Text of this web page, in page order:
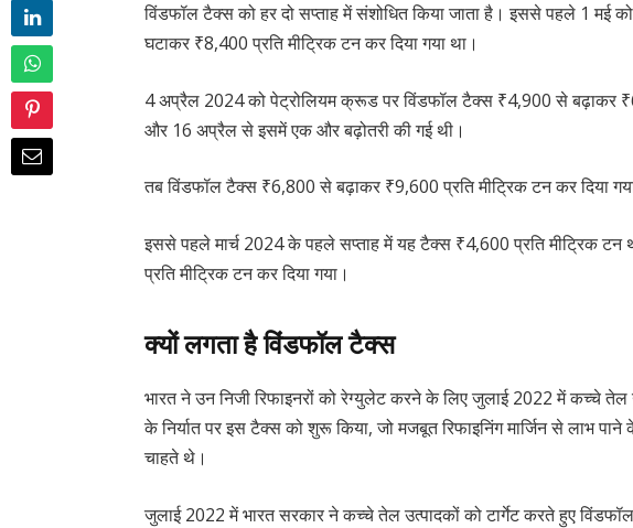
विंडफॉल टैक्स को हर दो सप्ताह में संशोधित किया जाता है। इससे पहले 1
घटाकर ₹8,400 प्रति मीट्रिक टन कर दिया गया था।
4 अप्रैल 2024 को पेट्रोलियम क्रूड पर विंडफॉल टैक्स ₹4,900 से बढ़ाकर
और 16 अप्रैल से इसमें एक और बढ़ोतरी की गई थी।
तब विंडफॉल टैक्स ₹6,800 से बढ़ाकर ₹9,600 प्रति मीट्रिक टन कर दिया
इससे पहले मार्च 2024 के पहले सप्ताह में यह टैक्स ₹4,600 प्रति मीट्रिक
प्रति मीट्रिक टन कर दिया गया।
क्यों लगता है विंडफॉल टैक्स
भारत ने उन निजी रिफाइनरों को रेग्युलेट करने के लिए जुलाई 2022 में कच्चे
के निर्यात पर इस टैक्स को शुरू किया, जो मजबूत रिफाइनिंग मार्जिन से लाभ
चाहते थे।
जुलाई 2022 में भारत सरकार ने कच्चे तेल उत्पादकों को टार्गेट करते हुए